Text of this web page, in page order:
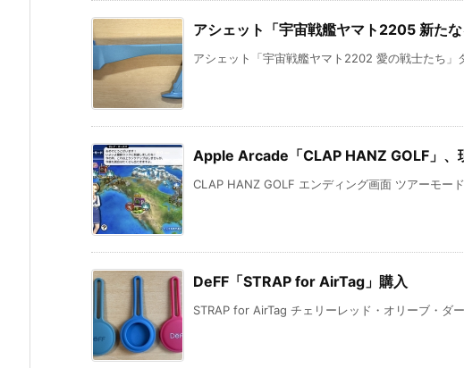
アシェット「宇宙戦艦ヤマト2205 新た
アシェット「宇宙戦艦ヤマト2202 愛の戦士たち」
Apple Arcade「CLAP HANZ GOLF」、
CLAP HANZ GOLF エンディング画面 ツアーモー
DeFF「STRAP for AirTag」購入
STRAP for AirTag チェリーレッド・オリーブ・ダ